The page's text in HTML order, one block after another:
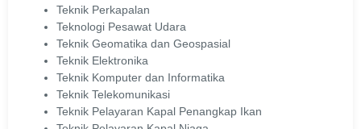
Teknik Perkapalan
Teknologi Pesawat Udara
Teknik Geomatika dan Geospasial
Teknik Elektronika
Teknik Komputer dan Informatika
Teknik Telekomunikasi
Teknik Pelayaran Kapal Penangkap Ikan